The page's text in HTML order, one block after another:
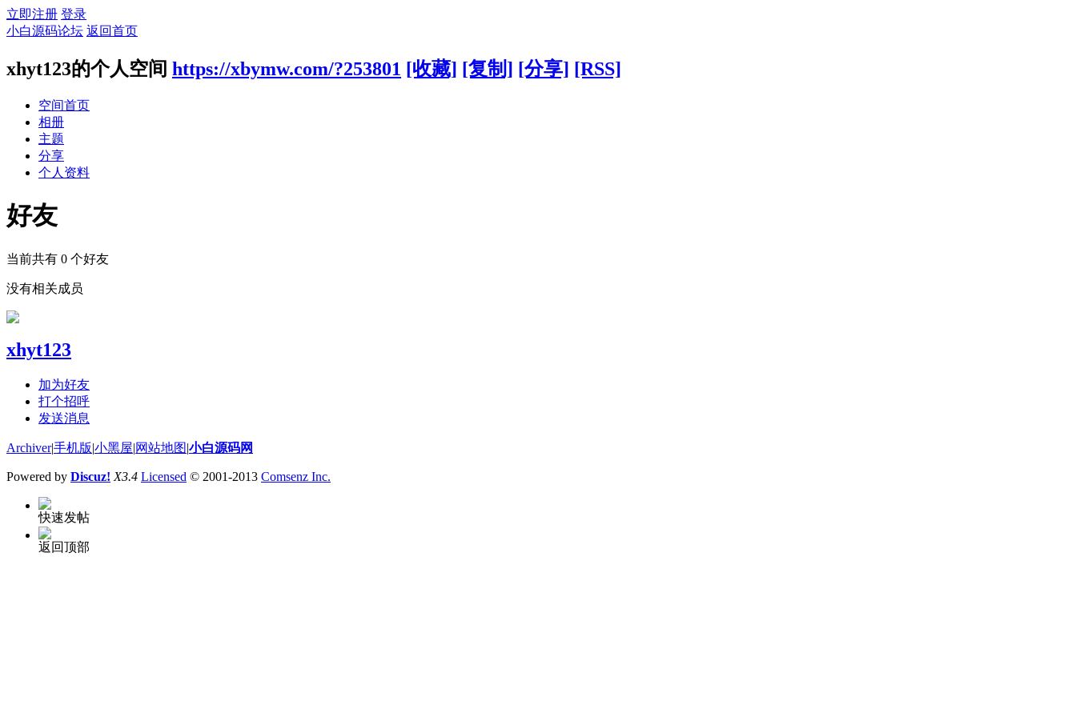
立即注册 登录
小白源码论坛 返回首页
xhyt123的个人空间 https://xbymw.com/?253801 [收藏] [复制] [分享] [RSS]
空间首页
相册
主题
分享
个人资料
好友
当前共有 0 个好友
没有相关成员
xhyt123
加为好友
打个招呼
发送消息
Archiver|手机版|小黑屋|网站地图|小白源码网
Powered by Discuz! X3.4 Licensed © 2001-2013 Comsenz Inc.
快速发帖
返回顶部